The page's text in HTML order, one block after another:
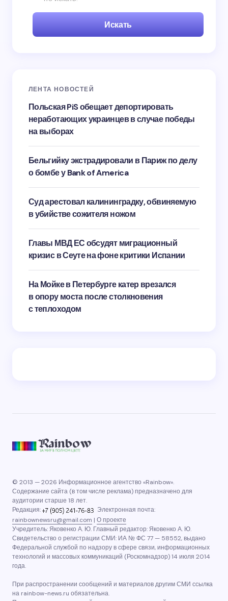
Искать
ЛЕНТА НОВОСТЕЙ
Польская PiS обещает депортировать
неработающих украинцев в случае победы
на выборах
Бельгийку экстрадировали в Париж по делу
о бомбе у Bank of America
Суд арестовал калининградку, обвиняемую
в убийстве сожителя ножом
Главы МВД ЕС обсудят миграционный
кризис в Сеуте на фоне критики Испании
На Мойке в Петербурге катер врезался
в опору моста после столкновения
с теплоходом
© 2013 — 2026 Информационное агентство «Rainbow».
Содержание сайта (в том числе реклама) предназначено для
аудитории старше 18 лет.
Редакция:
Электронная почта:
rainbownewsru@gmail.com | О проекте
Учредитель: Яковенко А. Ю. Главный редактор: Яковенко А. Ю.
Свидетельство о регистрации СМИ: ИА № ФС 77 — 58552, выдано
Федеральной службой по надзору в сфере связи, информационных
технологий и массовых коммуникаций (Роскомнадзор) 14 июля 2014
года.
При распространении сообщений и материалов другим СМИ ссылка
на rainbow-news.ru обязательна.